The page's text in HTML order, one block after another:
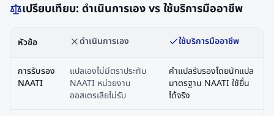
เปรียบเทียบ: ดำเนินการเอง vs ใช้บริการมืออาชีพ
หัวข้อ ดำเนินการเอง ใช้บริการมืออาชีพ
การรับรอง
NAATI
แปลเองไม่มีตราประทับ
NAATI หน่วยงาน
ออสเตรเลียไม่รับ
คำแปลรับรองโดยนักแปล
มาตรฐาน NAATI ใช้ยื่น
ได้จริง